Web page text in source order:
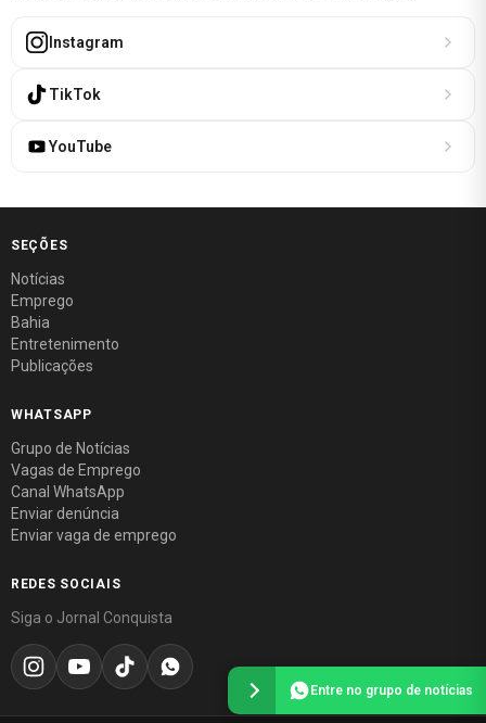
Instagram
TikTok
YouTube
SEÇÕES
Notícias
Emprego
Bahia
Entretenimento
Publicações
WHATSAPP
Grupo de Notícias
Vagas de Emprego
Canal WhatsApp
Enviar denúncia
Enviar vaga de emprego
REDES SOCIAIS
Siga o Jornal Conquista
Entre no grupo de notícias